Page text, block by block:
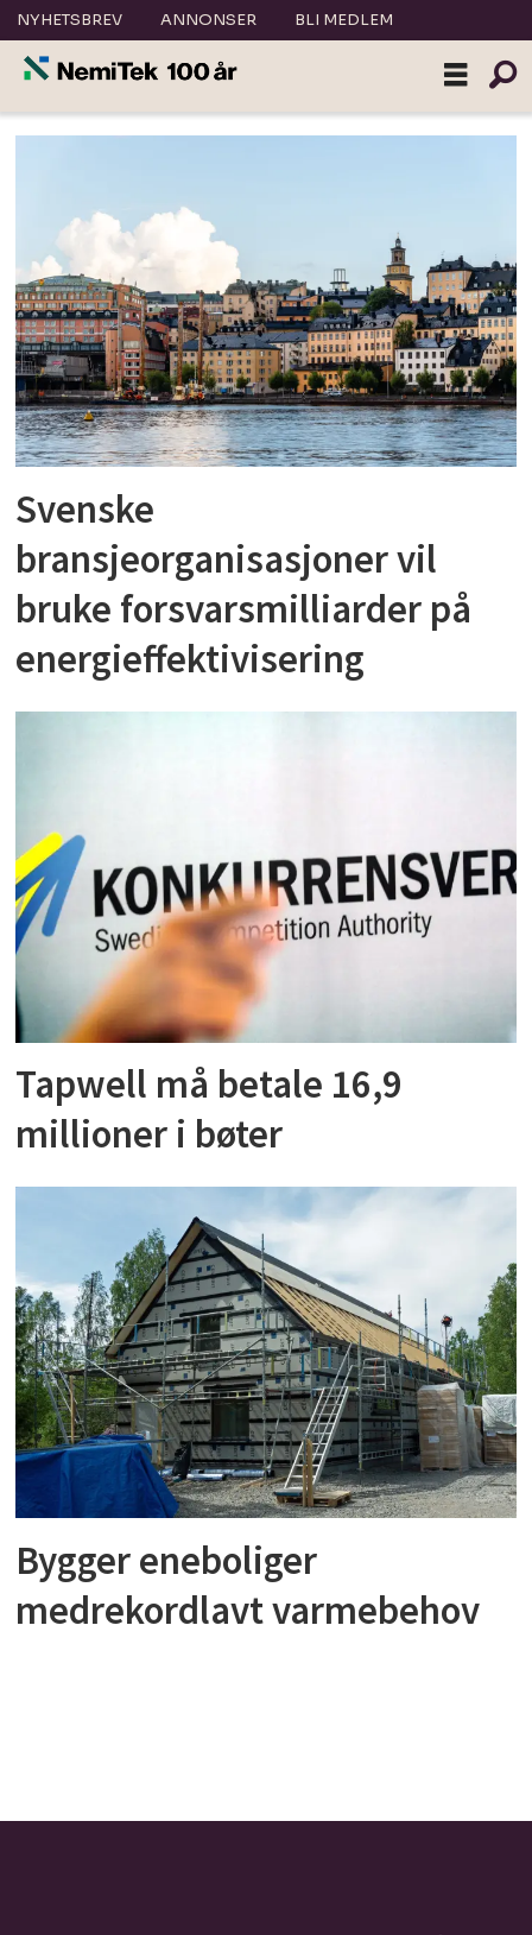
NYHETSBREV ANNONSER BLI MEDLEM
Tag:
sverige
Svenske
bransjeorganisasjoner vil
bruke forsvarsmilliarder på
energieffektivisering
Tapwell må betale 16,9
millioner i bøter
Bygger eneboliger
medrekordlavt varmebehov